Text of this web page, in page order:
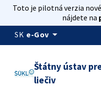
Toto je pilotná verzia
nájdete na
SK e-Gov arrow_drop_down
Štátny ústav
liečiv